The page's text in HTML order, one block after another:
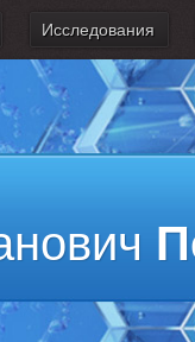
Исследования